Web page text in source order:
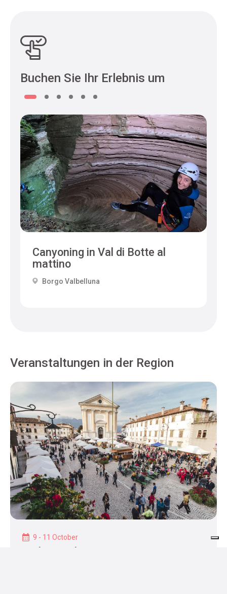
Buchen Sie Ihr Erlebnis um
Canyoning in Val di Botte al
mattino
Borgo Valbelluna
Veranstaltungen in der Region
9 - 11 October
Mele a Mel